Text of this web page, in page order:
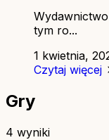
Wydawnictwo
tym ro...
1 kwietnia,
Czytaj więcej
Gry
4 wyniki